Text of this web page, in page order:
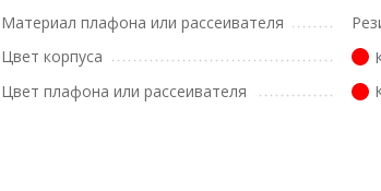
Материал плафона или рассеивателя
Цвет корпуса
Цвет плафона или рассеивателя